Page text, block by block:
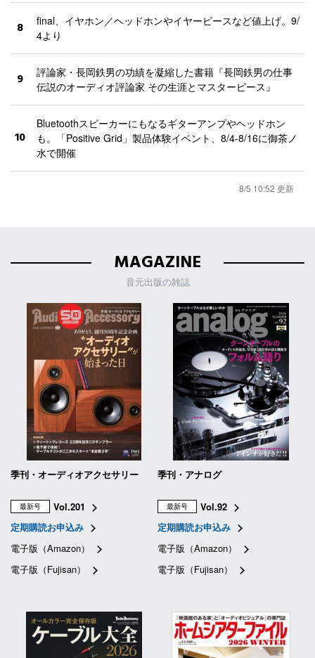
8
final、イヤホン／ヘッドホンやイヤーピースなど値上げ。9/
4より
9
評論家・長岡鉄男の功績を凝縮した書籍『長岡鉄男の仕事
伝説のオーディオ評論家 その生涯とマスターピース』
10
Bluetoothスピーカーにもなるギターアンプやヘッドホン
も。「Positive Grid」製品体験イベント、8/4-8/16に御茶ノ
水で開催
8/5 10:52 更新
MAGAZINE
音元出版の雑誌
季刊・オーディオアクセサリー
最新号
Vol.201
定期購読お申込み
電子版（Amazon）
電子版（Fujisan）
季刊・アナログ
最新号
Vol.92
定期購読お申込み
電子版（Amazon）
電子版（Fujisan）